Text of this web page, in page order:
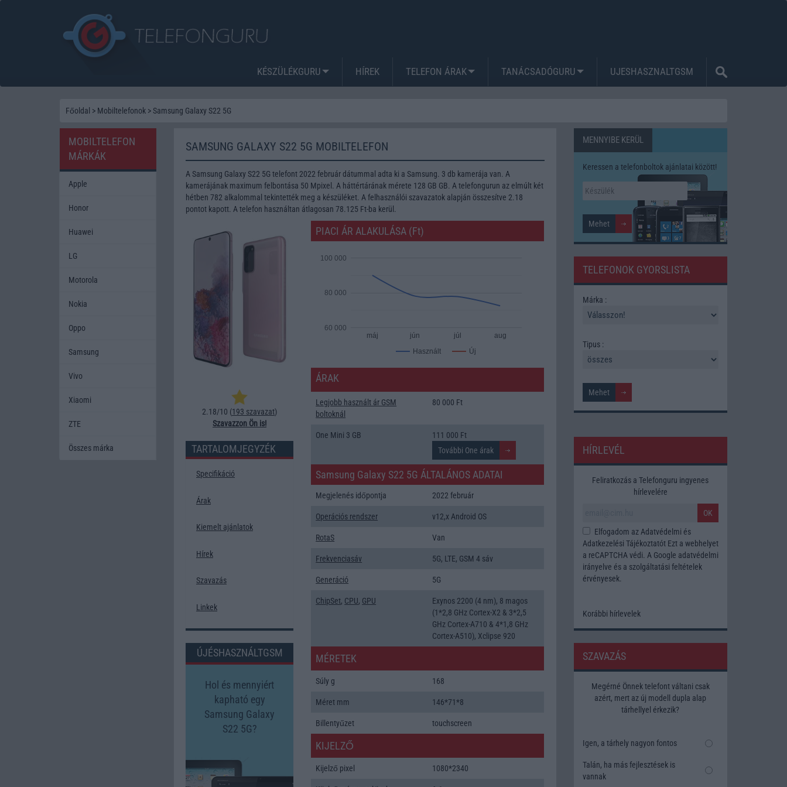
KÉSZÜLÉKGURU HÍREK TELEFON ÁRAK TANÁCSADÓGURU UJESHASZNALTGSM
Főoldal > Mobiltelefonok > Samsung Galaxy S22 5G
SAMSUNG GALAXY S22 5G MOBILTELEFON
A Samsung Galaxy S22 5G telefont 2022 február dátummal adta ki a Samsung. 3 db kamerája van. A
kamerájának maximum felbontása 50 Mpixel. A háttértárának mérete 128 GB GB. A telefongurun az elmúlt két
hétben 782 alkalommal tekintették meg a készüléket. A felhasználói szavazatok alapján összesítve 2.18
pontot kapott. A telefon használtan átlagosan 78.125 Ft-ba kerül.
2.18/10 (193 szavazat)
Szavazzon Ön is!
TARTALOMJEGYZÉK
Specifikáció
Árak
Kiemelt ajánlatok
Hírek
Szavazás
Linkek
ÚJÉSHASZNÁLTGSM
Hol és mennyiért
kapható egy
Samsung Galaxy
S22 5G?
PIACI ÁR ALAKULÁSA (Ft)
Használt Új
máj jún júl aug
60 000
80 000
100 000
ÁRAK
Legjobb használt ár GSM
boltoknál
80 000 Ft
One Mini 3 GB 111 000 Ft
Samsung Galaxy S22 5G ÁLTALÁNOS ADATAI
Megjelenés időpontja 2022 február
Operációs rendszer v12,x Android OS
RotaS Van
Frekvenciasáv 5G, LTE, GSM 4 sáv
Generáció 5G
ChipSet, CPU, GPU
Exynos 2200 (4 nm), 8 magos
(1*2,8 GHz Cortex-X2 & 3*2,5
GHz Cortex-A710 & 4*1,8 GHz
Cortex-A510), Xclipse 920
MÉRETEK
Súly g 168
Méret mm 146*71*8
Billentyűzet touchscreen
KIJELZŐ
Kijelző pixel 1080*2340
MENNYIBE KERÜL
Keressen a telefonboltok ajánlatai között!
TELEFONOK GYORSLISTA
Márka :
Tipus :
HÍRLEVÉL
Feliratkozás a Telefonguru ingyenes
hírlevelére
OK
Elfogadom az Adatvédelmi és
Adatkezelési TájékoztatótEzt a webhelyet
a reCAPTCHA védi. A Google adatvédelmi
irányelve és a szolgáltatási feltételek
érvényesek.
Korábbi hírlevelek
SZAVAZÁS
Megérné Önnek telefont váltani csak
azért, mert az új modell dupla alap
tárhellyel érkezik?
Igen, a tárhely nagyon fontos
Talán, ha más fejlesztések is
vannak
MOBILTELEFON
MÁRKÁK
Apple
Honor
Huawei
LG
Motorola
Nokia
Oppo
Samsung
Vivo
Xiaomi
ZTE
Összes márka